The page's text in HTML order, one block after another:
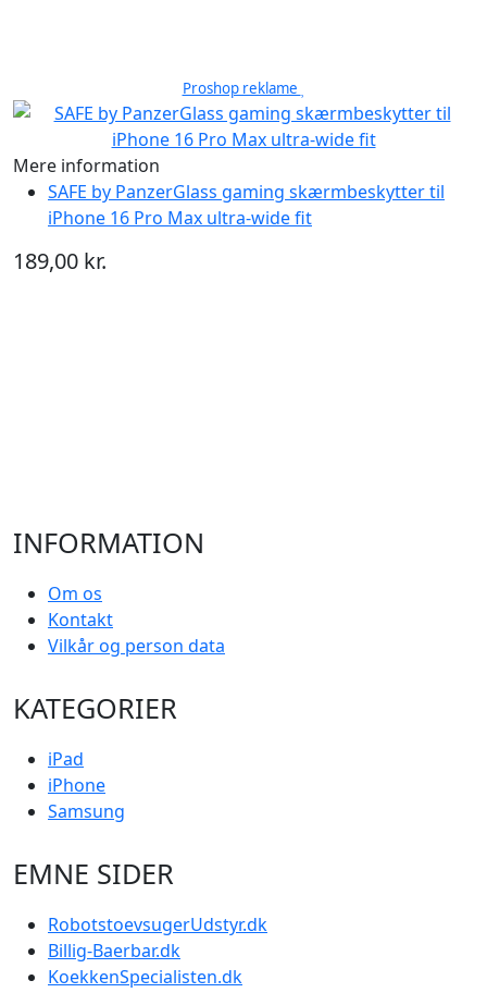
Proshop reklame
Mere information
SAFE by PanzerGlass gaming skærmbeskytter til
iPhone 16 Pro Max ultra-wide fit
189,00 kr.
INFORMATION
Om os
Kontakt
Vilkår og person data
KATEGORIER
iPad
iPhone
Samsung
EMNE SIDER
RobotstoevsugerUdstyr.dk
Billig-Baerbar.dk
KoekkenSpecialisten.dk